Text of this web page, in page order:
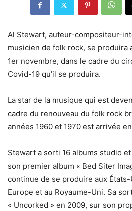
Al Stewart, auteur-compositeur-
musicien de folk rock, se produira
1er novembre, dans le cadre du
Covid-19 qu’il se produira.
La star de la musique qui est
cadre du renouveau du folk rock
années 1960 et 1970 est arrivée
Stewart a sorti 16 albums studio
son premier album « Bed Siter
continue de se produire aux États-
Europe et au Royaume-Uni. Sa
« Uncorked » en 2009, sur son